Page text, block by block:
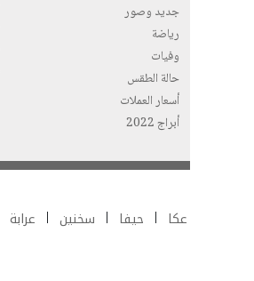
جديد وصور
رياضة
وفيات
حالة الطقس
أسعار العملات
أبراج 2022
عكا
حيفا سخنين عرابة